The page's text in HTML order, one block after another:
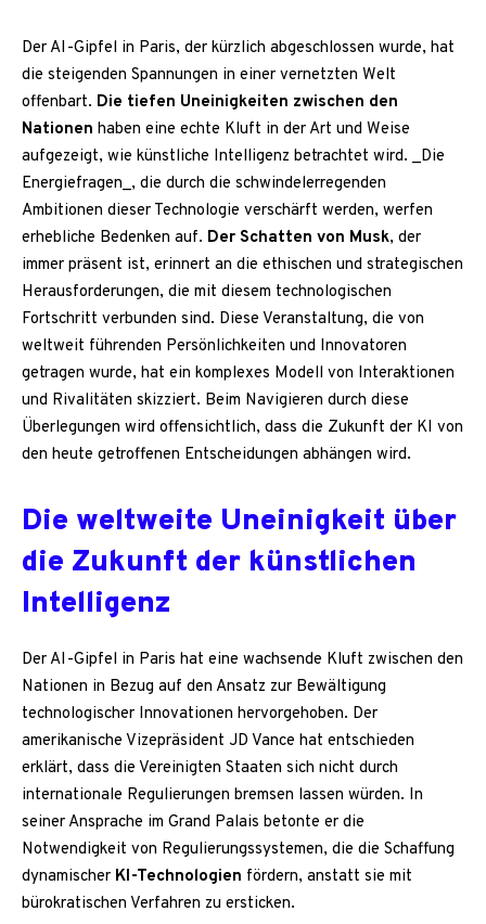
Der AI-Gipfel in Paris, der kürzlich abgeschlossen wurde, hat
die steigenden Spannungen in einer vernetzten Welt
offenbart. Die tiefen Uneinigkeiten zwischen den
Nationen haben eine echte Kluft in der Art und Weise
aufgezeigt, wie künstliche Intelligenz betrachtet wird. _Die
Energiefragen_, die durch die schwindelerregenden
Ambitionen dieser Technologie verschärft werden, werfen
erhebliche Bedenken auf. Der Schatten von Musk, der
immer präsent ist, erinnert an die ethischen und strategischen
Herausforderungen, die mit diesem technologischen
Fortschritt verbunden sind. Diese Veranstaltung, die von
weltweit führenden Persönlichkeiten und Innovatoren
getragen wurde, hat ein komplexes Modell von Interaktionen
und Rivalitäten skizziert. Beim Navigieren durch diese
Überlegungen wird offensichtlich, dass die Zukunft der KI von
den heute getroffenen Entscheidungen abhängen wird.
Die weltweite Uneinigkeit über
die Zukunft der künstlichen
Intelligenz
Der AI-Gipfel in Paris hat eine wachsende Kluft zwischen den
Nationen in Bezug auf den Ansatz zur Bewältigung
technologischer Innovationen hervorgehoben. Der
amerikanische Vizepräsident JD Vance hat entschieden
erklärt, dass die Vereinigten Staaten sich nicht durch
internationale Regulierungen bremsen lassen würden. In
seiner Ansprache im Grand Palais betonte er die
Notwendigkeit von Regulierungssystemen, die die Schaffung
dynamischer KI-Technologien fördern, anstatt sie mit
bürokratischen Verfahren zu ersticken.